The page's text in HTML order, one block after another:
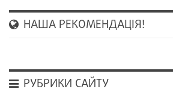
НАША РЕКОМЕНДАЦІЯ!
РУБРИКИ САЙТУ